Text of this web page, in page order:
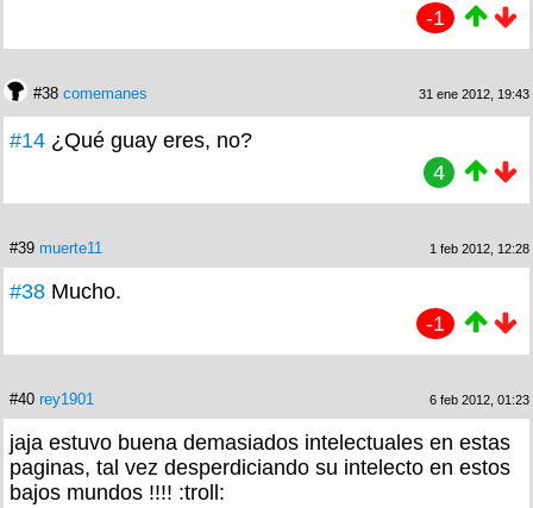
-1
#38 comemanes 31 ene 2012, 19:43
#14 ¿Qué guay eres, no?
4
#39 muerte11 1 feb 2012, 12:28
#38 Mucho.
-1
#40 rey1901 6 feb 2012, 01:23
jaja estuvo buena demasiados intelectuales en estas
paginas, tal vez desperdiciando su intelecto en estos
bajos mundos !!!! :troll: